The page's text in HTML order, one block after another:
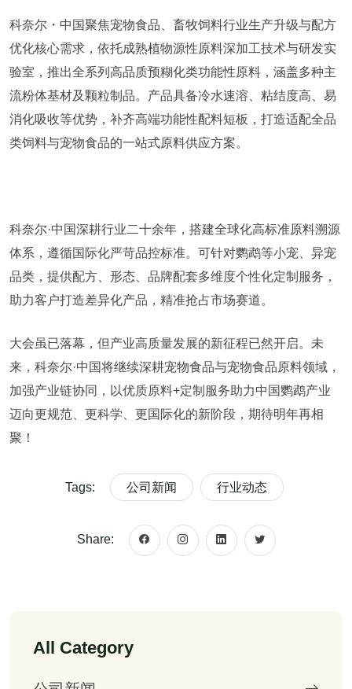
科奈尔・中国聚焦宠物食品、畜牧饲料行业生产升级与配方
优化核心需求，依托成熟植物源性原料深加工技术与研发实
验室，推出全系列高品质预糊化类功能性原料，涵盖多种主
流粉体基材及颗粒制品。产品具备冷水速溶、粘结度高、易
消化吸收等优势，补齐高端功能性配料短板，打造适配全品
类饲料与宠物食品的一站式原料供应方案。
科奈尔·中国深耕行业二十余年，搭建全球化高标准原料溯源
体系，遵循国际化严苛品控标准。可针对鹦鹉等小宠、异宠
品类，提供配方、形态、品牌配套多维度个性化定制服务，
助力客户打造差异化产品，精准抢占市场赛道。
大会虽已落幕，但产业高质量发展的新征程已然开启。未
来，科奈尔·中国将继续深耕宠物食品与宠物食品原料领域，
加强产业链协同，以优质原料+定制服务助力中国鹦鹉产业
迈向更规范、更科学、更国际化的新阶段，期待明年再相
聚！
Tags: 公司新闻 行业动态
Share:
All Category